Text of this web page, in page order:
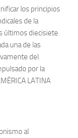
los principios
de la
últimos diecisiete
una de las
del
por la
LATINA
al